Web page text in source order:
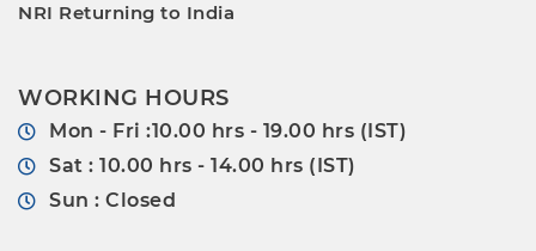
NRI Returning to India
WORKING HOURS
Mon - Fri :10.00 hrs - 19.00 hrs (IST)
Sat : 10.00 hrs - 14.00 hrs (IST)
Sun : Closed